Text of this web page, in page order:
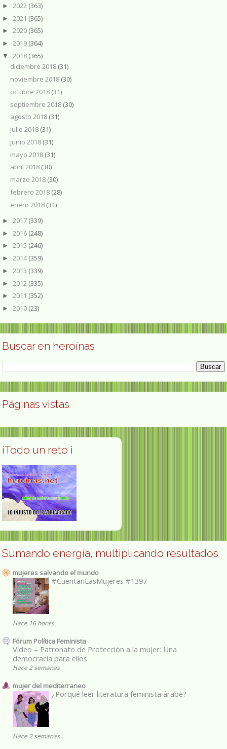
► 2022 (363)
► 2021 (365)
► 2020 (365)
► 2019 (364)
▼ 2018 (365)
diciembre 2018 (31)
noviembre 2018 (30)
octubre 2018 (31)
septiembre 2018 (30)
agosto 2018 (31)
julio 2018 (31)
junio 2018 (31)
mayo 2018 (31)
abril 2018 (30)
marzo 2018 (30)
febrero 2018 (28)
enero 2018 (31)
► 2017 (339)
► 2016 (248)
► 2015 (246)
► 2014(359)
► 2013 (339)
► 2012 (335)
► 2011 (352)
► 2010 (23)
Buscar en heroínas
Páginas vistas
¡Todo un reto ¡
Sumando energía, multiplicando resultados
mujeres salvando el mundo
#CuentanLasMujeres #1397
Hace 16 horas
Fórum Política Feminista
Vídeo – Patronato de Protección a la mujer: Una
democracia para ellos
Hace 2 semanas
mujer del mediterraneo
¿Porqué leer literatura feminista árabe?
Hace 2 semanas